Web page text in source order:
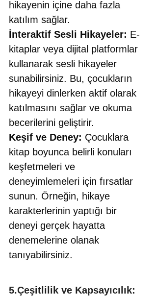
hikayenin içine daha fazla
katılım sağlar.
İnteraktif Sesli Hikayeler: E-
kitaplar veya dijital platformlar
kullanarak sesli hikayeler
sunabilirsiniz. Bu, çocukların
hikayeyi dinlerken aktif olarak
katılmasını sağlar ve okuma
becerilerini geliştirir.
Keşif ve Deney: Çocuklara
kitap boyunca belirli konuları
keşfetmeleri ve
deneyimlemeleri için fırsatlar
sunun. Örneğin, hikaye
karakterlerinin yaptığı bir
deneyi gerçek hayatta
denemelerine olanak
tanıyabilirsiniz.
5.Çeşitlilik ve Kapsayıcılık: